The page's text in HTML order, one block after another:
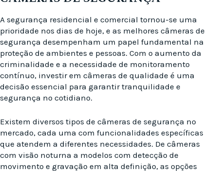
A segurança residencial e comercial tornou-se uma
prioridade nos dias de hoje, e as melhores câmeras de
segurança desempenham um papel fundamental na
proteção de ambientes e pessoas. Com o aumento da
criminalidade e a necessidade de monitoramento
contínuo, investir em câmeras de qualidade é uma
decisão essencial para garantir tranquilidade e
segurança no cotidiano.
Existem diversos tipos de câmeras de segurança no
mercado, cada uma com funcionalidades específicas
que atendem a diferentes necessidades. De câmeras
com visão noturna a modelos com detecção de
movimento e gravação em alta definição, as opções